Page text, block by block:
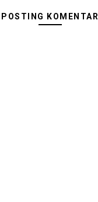
POSTING KOMENTAR